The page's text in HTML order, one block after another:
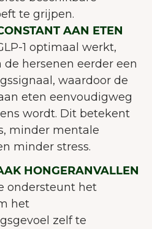
te grijpen.
AAN ETEN
1 optimaal werkt,
hersenen eerder een
waardoor de
eten eenvoudigweg
wordt. Dit betekent
minder mentale
minder stress.
HONGERANVALLEN
ondersteunt het
het
zelf te